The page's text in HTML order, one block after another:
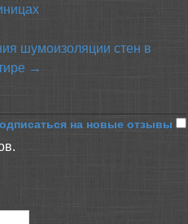
шумоизоляции стен в
→
на новые отзывы